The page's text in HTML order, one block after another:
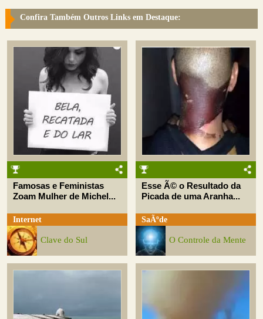
Confira Também Outros Links em Destaque:
Famosas e Feministas
Zoam Mulher de Michel...
Internet
Clave do Sul
Esse Ã© o Resultado da
Picada de uma Aranha...
SaÃºde
O Controle da Mente